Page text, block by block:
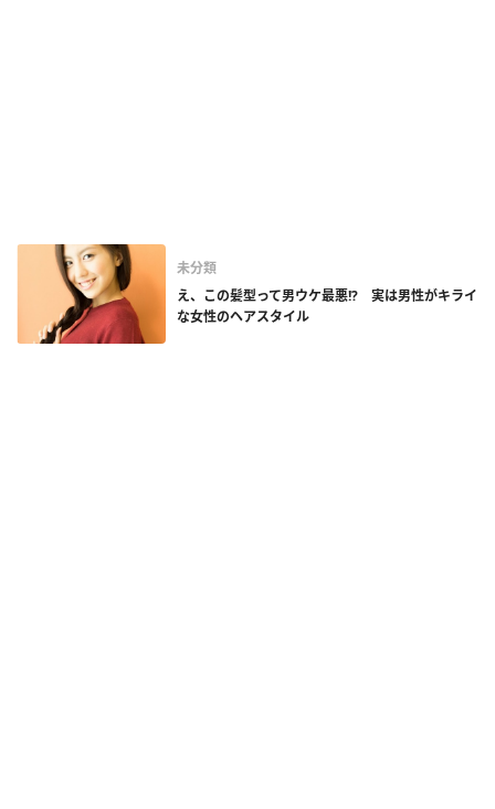
未分類
え、この髪型って男ウケ最悪!? 実は男性がキライ
な女性のヘアスタイル